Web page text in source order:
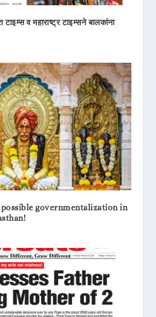
टाइम्स व महाराष्ट्र टाइम्सने बालकांना
governmentalization in